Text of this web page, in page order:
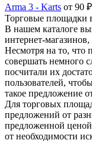
Arma 3 - Karts от 90 ₽
Торговые площадки
В нашем каталоге
интернет-
Несмотря на то, что
совершать немного
посчитали их
пользователей,
такое предложение
Для торговых
предложений от
предложенной ценой
от необходимости